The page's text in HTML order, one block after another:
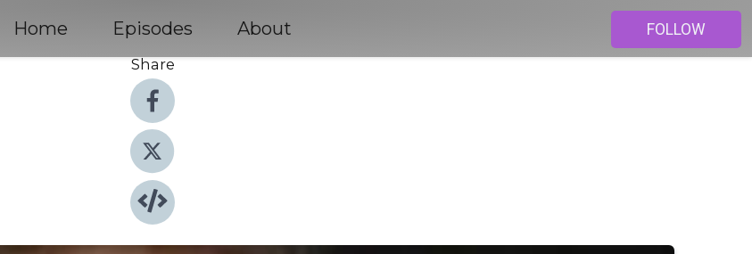
Home Episodes About
FOLLOW
Share